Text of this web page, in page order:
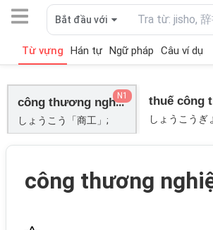
Bắt đầu với
Từ vựng Hán tự Ngữ pháp Câu ví dụ
công thương nghiệp
しょうこう「商工」;
N1 thuế công
công thương